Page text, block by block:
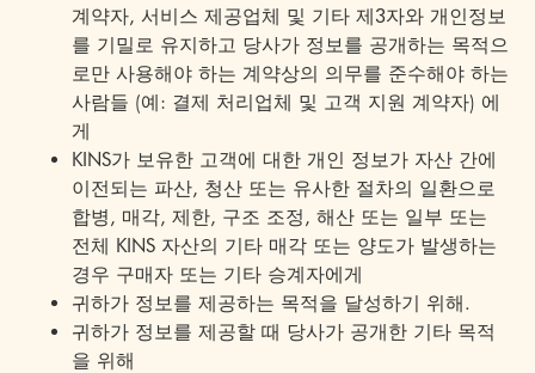
계약자, 서비스 제공업체 및 기타 제3자와 개인정보
를 기밀로 유지하고 당사가 정보를 공개하는 목적으
로만 사용해야 하는 계약상의 의무를 준수해야 하는
사람들 (예: 결제 처리업체 및 고객 지원 계약자) 에
게
KINS가 보유한 고객에 대한 개인 정보가 자산 간에
이전되는 파산, 청산 또는 유사한 절차의 일환으로
합병, 매각, 제한, 구조 조정, 해산 또는 일부 또는
전체 KINS 자산의 기타 매각 또는 양도가 발생하는
경우 구매자 또는 기타 승계자에게
귀하가 정보를 제공하는 목적을 달성하기 위해.
귀하가 정보를 제공할 때 당사가 공개한 기타 목적
을 위해